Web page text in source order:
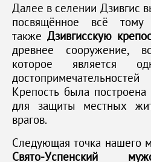
Далее в селении Дзивгис
посвящённое всё
также Дзивгисскую
древнее сооружение,
которое является
Крепость была
для защиты местных
врагов.
Следующая точка нашего
Свято-Успенский